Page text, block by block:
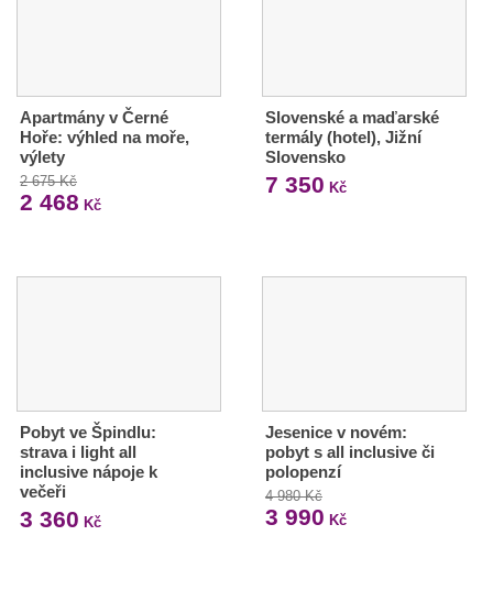
Apartmány v Černé
Hoře: výhled na moře,
výlety
2 675 Kč
2 468 Kč
Slovenské a maďarské
termály (hotel), Jižní
Slovensko
7 350 Kč
Pobyt ve Špindlu:
strava i light all
inclusive nápoje k
večeři
3 360 Kč
Jesenice v novém:
pobyt s all inclusive či
polopenzí
4 980 Kč
3 990 Kč